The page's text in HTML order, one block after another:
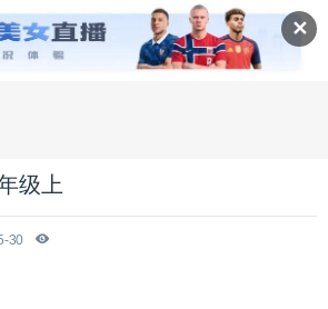
✕
级上
30